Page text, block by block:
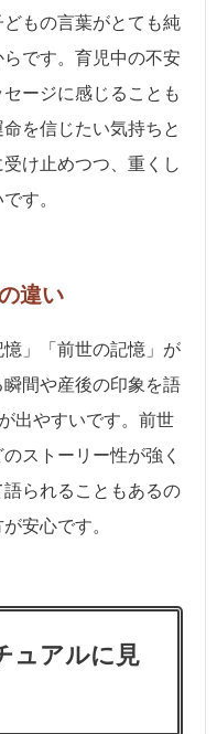
もの言葉がとても純
です。育児中の不安
ージに感じることも
を信じたい気持ちと
け止めつつ、重くし
す。
違い
」「前世の記憶」が
間や産後の印象を語
出やすいです。前世
ストーリー性が強く
られることもあるの
安心です。
ュアルに見